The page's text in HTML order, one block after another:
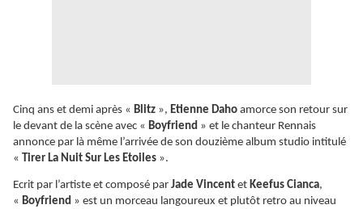
Cinq ans et demi après « Blitz », Etienne Daho amorce son retour sur
le devant de la scène avec « Boyfriend » et le chanteur Rennais
annonce par là même l’arrivée de son douzième album studio intitulé
« Tirer La Nuit Sur Les Etoiles ».
Ecrit par l’artiste et composé par Jade Vincent et Keefus Cianca,
« Boyfriend » est un morceau langoureux et plutôt retro au niveau